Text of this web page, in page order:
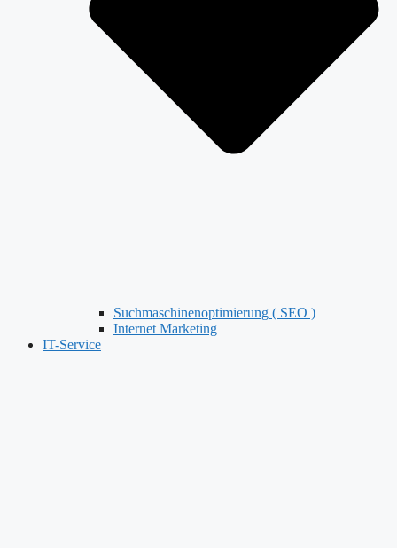
Suchmaschinenoptimierung ( SEO )
Internet Marketing
IT-Service